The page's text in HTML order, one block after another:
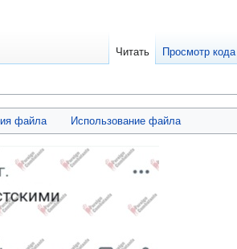
файла Использование файла
Читать Просмотр кода